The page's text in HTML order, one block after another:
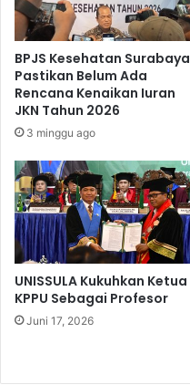
BPJS Kesehatan Surabaya
Pastikan Belum Ada
Rencana Kenaikan Iuran
JKN Tahun 2026
3 minggu ago
UNISSULA Kukuhkan Ketua
KPPU Sebagai Profesor
Juni 17, 2026